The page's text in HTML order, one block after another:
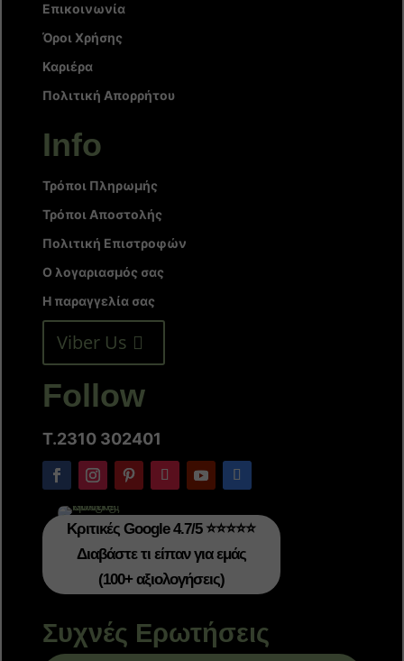
Επικοινωνία
Όροι Χρήσης
Καριέρα
Πολιτική Απορρήτου
Info
Τρόποι Πληρωμής
Τρόποι Αποστολής
Πολιτική Επιστροφών
Ο λογαριασμός σας
Η παραγγελία σας
Viber Us
Follow
T.2310 302401
Κριτικές Google 4.7/5 ⭐⭐⭐⭐⭐
Διαβάστε τι είπαν για εμάς
(100+ αξιολογήσεις)
Συχνές Ερωτήσεις